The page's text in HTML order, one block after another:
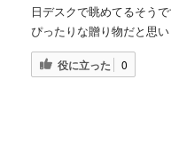
日デスクで眺めてるそう
ぴったりな贈り物だと思い
役に立った 0